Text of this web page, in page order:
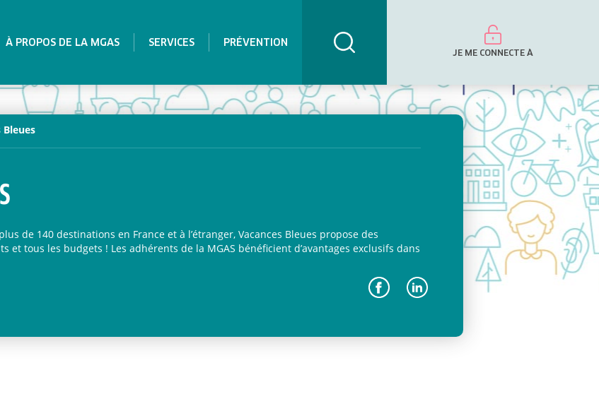
À PROPOS DE LA MGAS SERVICES PRÉVENTION
JE ME CONNECTE À
Bleues
de 140 destinations en France et à l’étranger, Vacances Bleues propose des
et tous les budgets ! Les adhérents de la MGAS bénéficient d’avantages exclusifs dans